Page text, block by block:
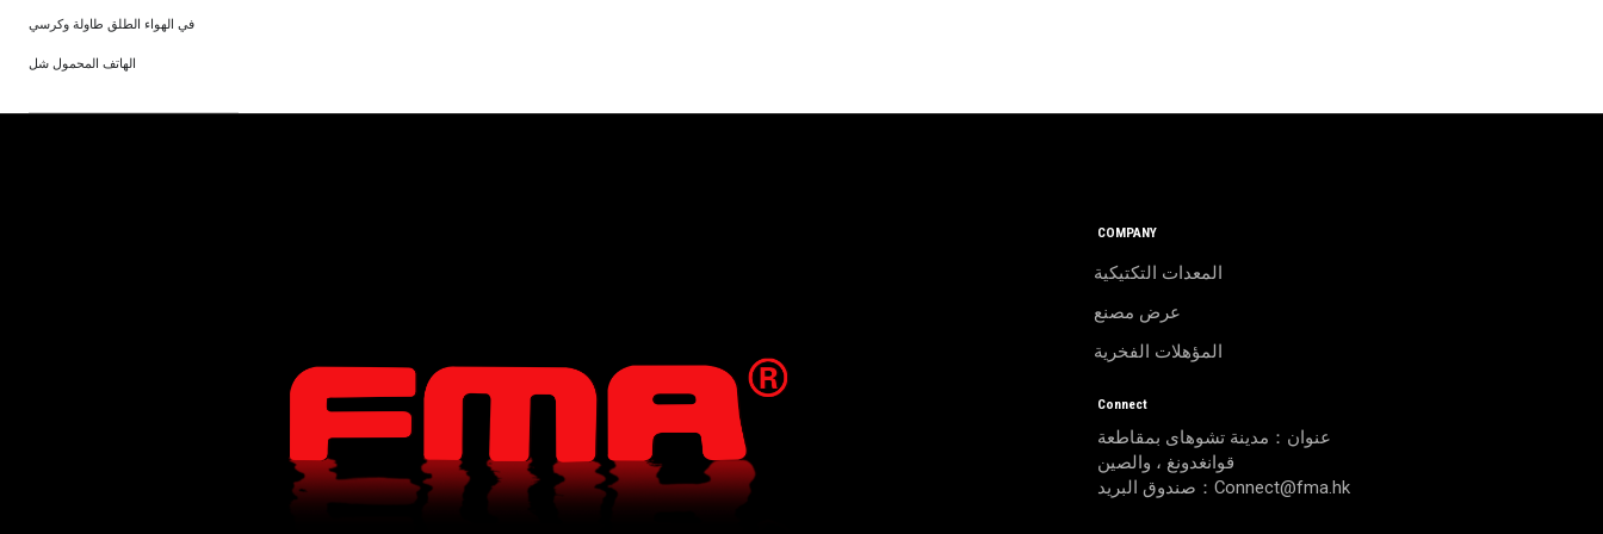
في الهواء الطلق طاولة وكرسي
الهاتف المحمول شل
COMPANY
المعدات التكتيكية
عرض مصنع
المؤهلات الفخرية
Connect
عنوان：مدينة تشوهاى بمقاطعة
قوانغدونغ ، والصين
صندوق البريد：Connect@fma.hk